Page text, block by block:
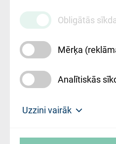
Maksas
pakalpojumu
cenrādis
Obligātās
Mērķa
Analītiskās
Uzzini vairāk